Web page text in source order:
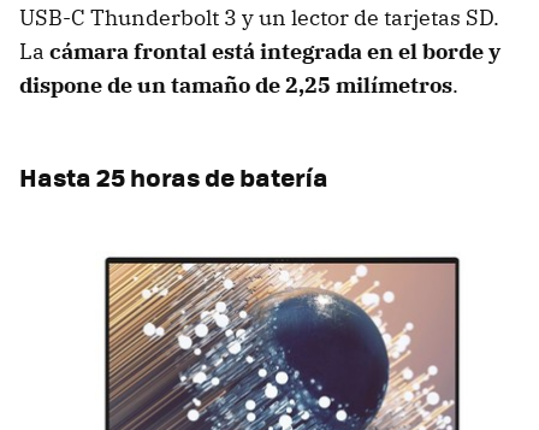
USB-C Thunderbolt 3 y un lector de tarjetas SD.
La cámara frontal está integrada en el borde y
dispone de un tamaño de 2,25 milímetros.
Hasta 25 horas de batería